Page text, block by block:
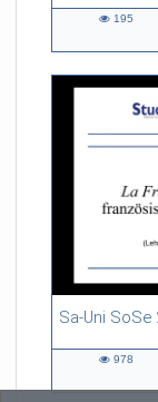
195
Sa-Uni SoSe
55:13 duration
978